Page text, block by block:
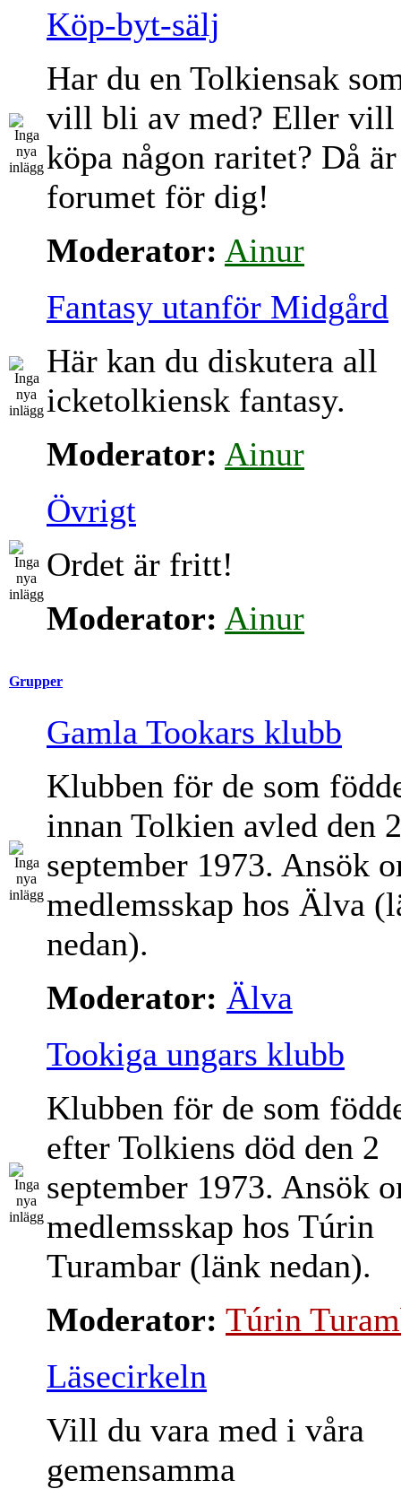
Köp-byt-sälj
Har du en Tolkiensak
vill bli av med? Eller vill
köpa någon raritet? Då
forumet för dig!
Moderator: Ainur
Fantasy utanför Midgård
Här kan du diskutera all
icketolkiensk fantasy.
Moderator: Ainur
Övrigt
Ordet är fritt!
Moderator: Ainur
Grupper
Gamla Tookars klubb
Klubben för de som
innan Tolkien avled den 2
september 1973. Ansök
medlemsskap hos Älva
nedan).
Moderator: Älva
Tookiga ungars klubb
Klubben för de som
efter Tolkiens död den 2
september 1973. Ansök
medlemsskap hos Túrin
Turambar (länk nedan).
Moderator: Túrin
Läsecirkeln
Vill du vara med i våra
gemensamma